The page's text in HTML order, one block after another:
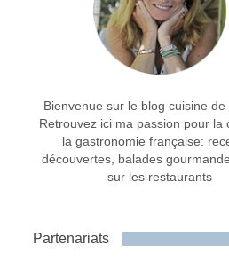
Bienvenue sur le blog cuisine de
Retrouvez ici ma passion pour la
la gastronomie française:
découvertes, balades
sur les restaurants
Partenariats